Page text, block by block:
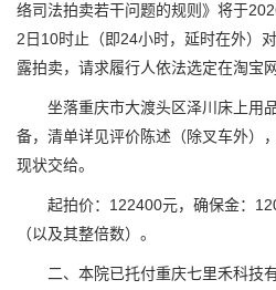
络司法拍卖若干问题的规则》将于
2日10时止（即24小时，延时在外）
露拍卖，请求履行人依法选定在淘宝
坐落重庆市大渡头区泽川床上用
备，清单详见评价陈述（除叉车外）
现状交给。
起拍价：122400元，确保金：
（以及其整倍数）。
二、本院已托付重庆七里禾科技